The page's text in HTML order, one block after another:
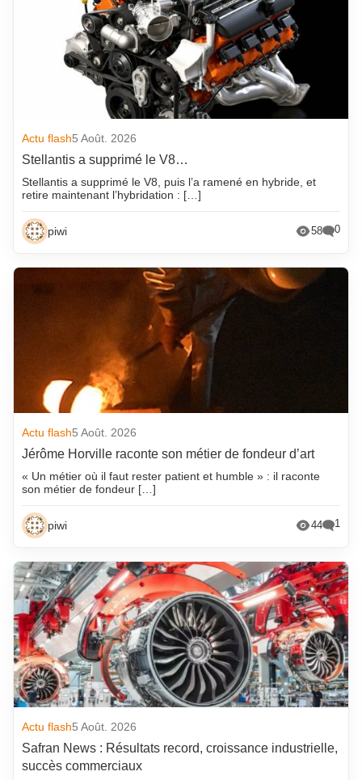
Actu flash5 Août. 2026
Stellantis a supprimé le V8…
Stellantis a supprimé le V8, puis l’a ramené en hybride, et
retire maintenant l’hybridation : […]
piwi 58 0
Actu flash5 Août. 2026
Jérôme Horville raconte son métier de fondeur d’art
« Un métier où il faut rester patient et humble » : il raconte
son métier de fondeur […]
piwi 44 1
Actu flash5 Août. 2026
Safran News : Résultats record, croissance industrielle,
succès commerciaux